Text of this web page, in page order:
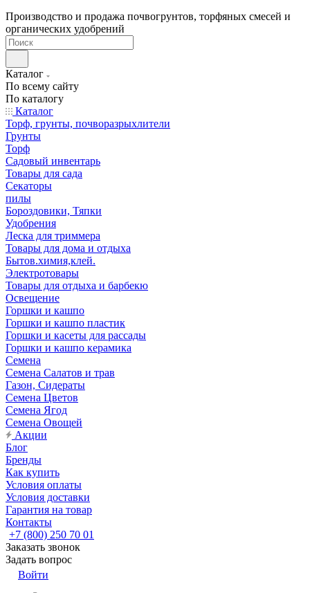
Производство и продажа почвогрунтов, торфяных смесей и
органических удобрений
Каталог
По всему сайту
По каталогу
Каталог
Торф, грунты, почворазрыхлители
Грунты
Торф
Садовый инвентарь
Товары для сада
Секаторы
пилы
Бороздовики, Тяпки
Удобрения
Леска для триммера
Товары для дома и отдыха
Бытов.химия,клей.
Электротовары
Товары для отдыха и барбекю
Освещение
Горшки и кашпо
Горшки и кашпо пластик
Горшки и касеты для рассады
Горшки и кашпо керамика
Семена
Семена Салатов и трав
Газон, Сидераты
Семена Цветов
Семена Ягод
Семена Овощей
Акции
Блог
Бренды
Как купить
Условия оплаты
Условия доставки
Гарантия на товар
Контакты
+7 (800) 250 70 01
Заказать звонок
Задать вопрос
Войти